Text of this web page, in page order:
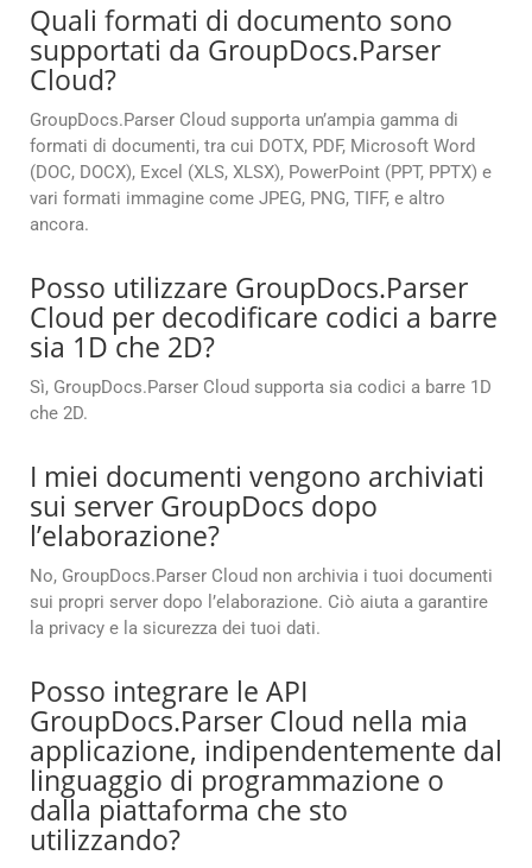
Quali formati di documento sono
supportati da GroupDocs.Parser
Cloud?
GroupDocs.Parser Cloud supporta un’ampia gamma di
formati di documenti, tra cui DOTX, PDF, Microsoft Word
(DOC, DOCX), Excel (XLS, XLSX), PowerPoint (PPT, PPTX) e
vari formati immagine come JPEG, PNG, TIFF, e altro
ancora.
Posso utilizzare GroupDocs.Parser
Cloud per decodificare codici a barre
sia 1D che 2D?
Sì, GroupDocs.Parser Cloud supporta sia codici a barre 1D
che 2D.
I miei documenti vengono archiviati
sui server GroupDocs dopo
l’elaborazione?
No, GroupDocs.Parser Cloud non archivia i tuoi documenti
sui propri server dopo l’elaborazione. Ciò aiuta a garantire
la privacy e la sicurezza dei tuoi dati.
Posso integrare le API
GroupDocs.Parser Cloud nella mia
applicazione, indipendentemente dal
linguaggio di programmazione o
dalla piattaforma che sto
utilizzando?